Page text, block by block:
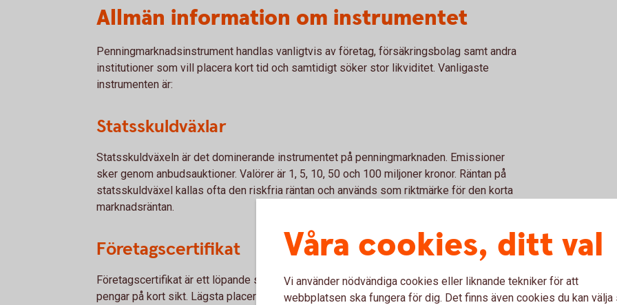
Allmän information om instrumentet
Penningmarknadsinstrument handlas vanligtvis av företag, försäkringsbolag samt andra
institutioner som vill placera kort tid och samtidigt söker stor likviditet. Vanligaste
instrumenten är:
Statsskuldväxlar
Statsskuldväxeln är det dominerande instrumentet på penningmarknaden. Emissioner
sker genom anbudsauktioner. Valörer är 1, 5, 10, 50 och 100 miljoner kronor. Räntan på
statsskuldväxel kallas ofta den riskfria räntan och används som riktmärke för den korta
marknadsräntan.
Företagscertifikat
Företagscertifikat är ett löpande skuldebrev och företagens instrument för att låna
pengar på kort sikt. Lägsta placeringsbelopp är 1 miljon och priset på ett
Våra cookies, ditt val
Vi använder nödvändiga cookies eller liknande tekniker för att
webbplatsen ska fungera för dig. Det finns även cookies du kan välja